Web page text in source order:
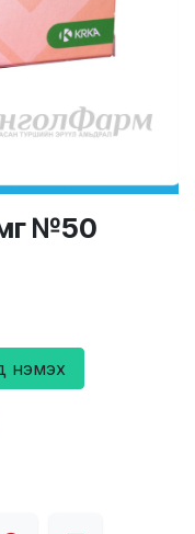
№50
нэмэх